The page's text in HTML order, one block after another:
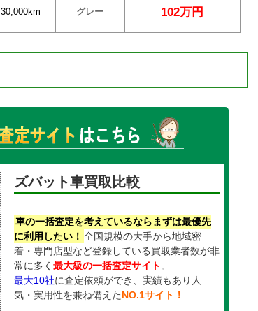
30,000km グレー 102万円
ズバット車買取比較
車の一括査定を考えているならまずは最優先
に利用したい！ 全国規模の大手から地域密
着・専門店型など登録している買取業者数が非
常に多く最大級の一括査定サイト。
最大10社に査定依頼ができ、実績もあり人
気・実用性を兼ね備えたNO.1サイト！